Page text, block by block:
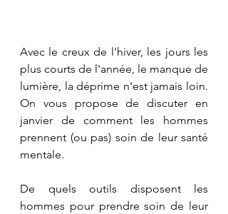
Avec le creux de l'hiver, les jours les
plus courts de l'année, le manque de
lumière, la déprime n'est jamais loin.
On vous propose de discuter en
janvier de comment les hommes
prennent (ou pas) soin de leur santé
mentale.
De quels outils disposent les
hommes pour prendre soin de leur